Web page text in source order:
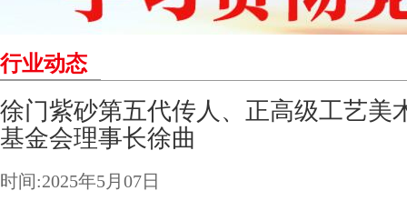
行业动态
徐门紫砂第五代传人、正高级工艺美
基金会理事长徐曲
时间:2025年5月07日